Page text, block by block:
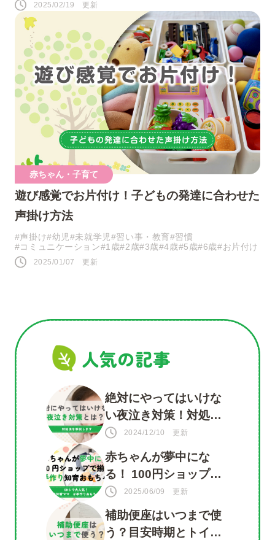
2025/02/19 更新
赤ちゃん・子育て
遊び感覚でお片付け！子どもの発達に合わせた
声掛け方法
#声掛け#幼児#未就学児#習い事・教育#習慣
#コミュニケーション#1歳#2歳#3歳#4歳#5歳#6歳#お片付け
2025/01/07 更新
人気の記事
絶対にやってはいけな
い夜泣き対策！対処法
を知って赤ちゃんもマ
マも安心
2024/12/10 更新
赤ちゃんが夢中にな
る！ 100円ショップで
揃う 手づくり知育おも
ちゃ
2025/06/09 更新
補助便座はいつまで使
う？目安時期とトイレ